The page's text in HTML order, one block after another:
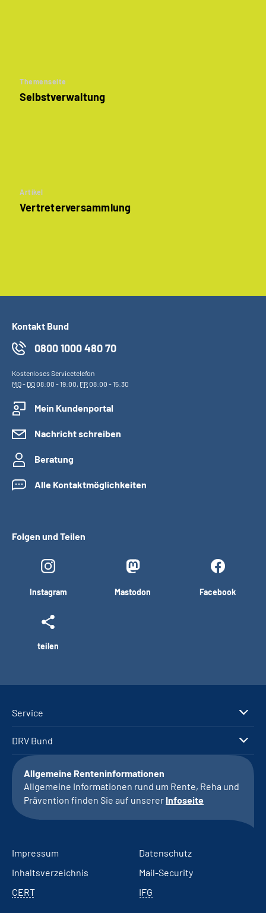
Themenseite
Selbstverwaltung
Artikel
Vertreterversammlung
Kontakt Bund
0800 1000 480 70
Kostenloses Servicetelefon
MO- DO08:00 - 19:00, FR08:00 - 15:30
Mein Kundenportal
Nachricht schreiben
Beratung
Alle Kontaktmöglichkeiten
Folgen und Teilen
Instagram Mastodon Facebook
teilen
Service
DRV Bund
Allgemeine Renteninformationen
Allgemeine Informationen rund um Rente, Reha und
Prävention finden Sie auf unserer Infoseite
Impressum
Datenschutz
Inhaltsverzeichnis
Mail-Security
CERT
IFG